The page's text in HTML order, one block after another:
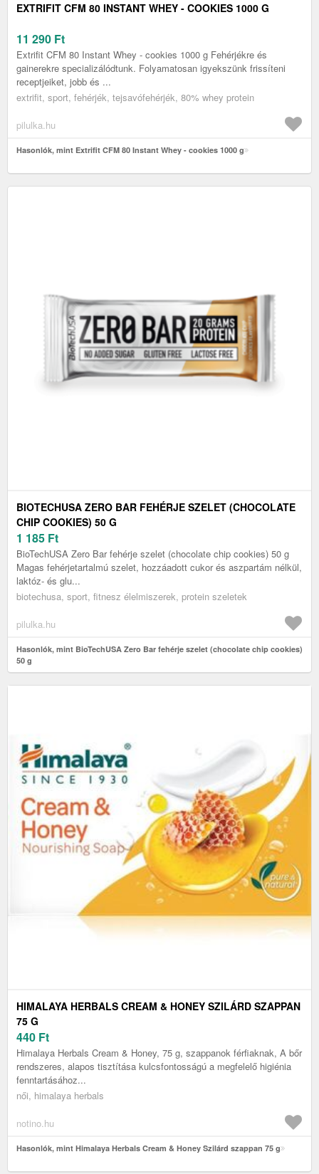
EXTRIFIT CFM 80 INSTANT WHEY - COOKIES 1000 G
11 290 Ft
Extrifit CFM 80 Instant Whey - cookies 1000 g Fehérjékre és
gainerekre specializálódtunk. Folyamatosan igyekszünk frissíteni
receptjeiket, jobb és ...
extrifit, sport, fehérjék, tejsavófehérjék, 80% whey protein
pilulka.hu
Hasonlók, mint Extrifit CFM 80 Instant Whey - cookies 1000 g
BIOTECHUSA ZERO BAR FEHÉRJE SZELET (CHOCOLATE
CHIP COOKIES) 50 G
1 185 Ft
BioTechUSA Zero Bar fehérje szelet (chocolate chip cookies) 50 g
Magas fehérjetartalmú szelet, hozzáadott cukor és aszpartám nélkül,
laktóz- és glu...
biotechusa, sport, fitnesz élelmiszerek, protein szeletek
pilulka.hu
Hasonlók, mint BioTechUSA Zero Bar fehérje szelet (chocolate chip cookies)
50 g
HIMALAYA HERBALS CREAM & HONEY SZILÁRD SZAPPAN
75 G
440 Ft
Himalaya Herbals Cream & Honey, 75 g, szappanok férfiaknak, A bőr
rendszeres, alapos tisztítása kulcsfontosságú a megfelelő higiénia
fenntartásához...
női, himalaya herbals
notino.hu
Hasonlók, mint Himalaya Herbals Cream & Honey Szilárd szappan 75 g